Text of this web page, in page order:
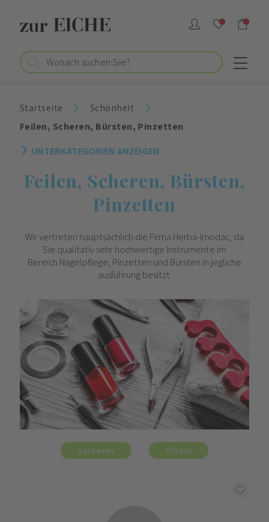
0 0
Startseite
Schönheit
Feilen, Scheren, Bürsten, Pinzetten
UNTERKATEGORIEN ANZEIGEN
Feilen, Scheren, Bürsten,
Pinzetten
Wir vertreten hauptsächlich die Firma Herba-Imodac, da
Sie qualitativ sehr hochwertige Instrumente im
Bereich Nagelpflege, Pinzetten und Bürsten in jegliche
ausführung besitzt.
Sortieren Filtern